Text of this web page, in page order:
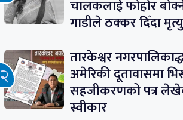
चालकलाई फोहोर
गाडीले ठक्कर दिँदा मृत्यु
तारकेश्वर
अमेरिकी दूतावासमा
सहजीकरणको पत्र
स्वीकार